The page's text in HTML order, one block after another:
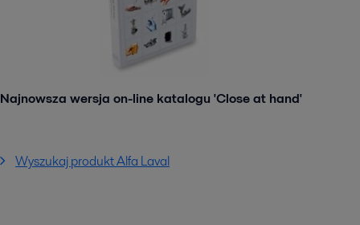
Najnowsza wersja on-line katalogu 'Close at hand'
Wyszukaj produkt Alfa Laval